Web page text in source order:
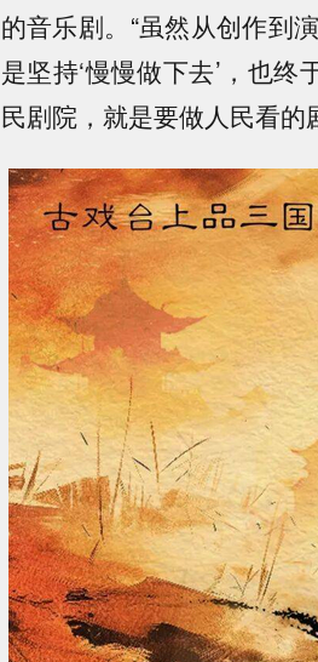
的音乐剧。“虽然从创作到
是坚持‘慢慢做下去’，也
民剧院，就是要做人民看的